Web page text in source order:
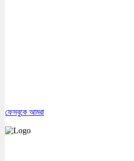
ফেসবুকে আমরা